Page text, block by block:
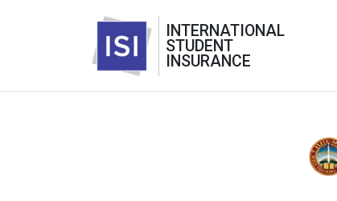
INTERNATIONAL
STUDENT
INSURANCE